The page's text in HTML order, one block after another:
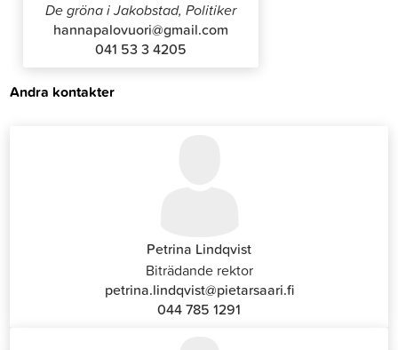
De gröna i Jakobstad, Politiker
hannapalovuori@gmail.com
041 53 3 4205
Andra kontakter
Petrina Lindqvist
Biträdande rektor
petrina.lindqvist@pietarsaari.fi
044 785 1291